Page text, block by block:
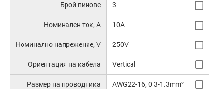
Брой пинове 3
Номинален ток, А 10A
Номинално напрежение, V 250V
Ориентация на кабела Vertical
Размер на проводника AWG22-16, 0.3-1.3mm²